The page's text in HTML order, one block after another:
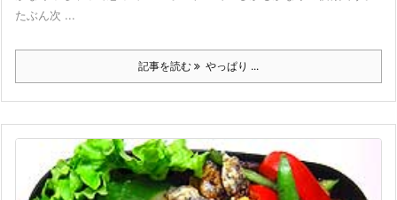
たぶん次 ...
記事を読む やっぱり ...